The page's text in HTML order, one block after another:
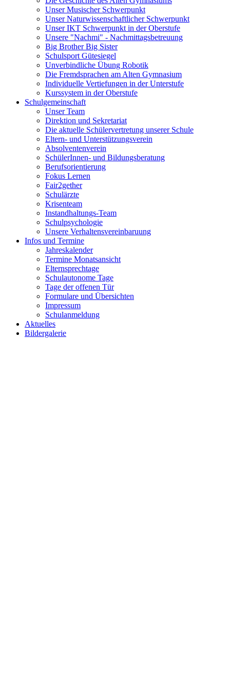
Unser Musischer Schwerpunkt
Unser Naturwissenschaftlicher Schwerpunkt
Unser IKT Schwerpunkt in der Oberstufe
Unsere "Nachmi" - Nachmittagsbetreuung
Big Brother Big Sister
Schulsport Gütesiegel
Unverbindliche Übung Robotik
Die Fremdsprachen am Alten Gymnasium
Individuelle Vertiefungen in der Unterstufe
Kurssystem in der Oberstufe
Schulgemeinschaft
Unser Team
Direktion und Sekretariat
Die aktuelle Schülervertretung unserer Schule
Eltern- und Unterstützungsverein
Absolventenverein
SchülerInnen- und Bildungsberatung
Berufsorientierung
Fokus Lernen
Fair2gether
Schulärzte
Krisenteam
Instandhaltungs-Team
Schulpsychologie
Unsere Verhaltensvereinbaruung
Infos und Termine
Jahreskalender
Termine Monatsansicht
Elternsprechtage
Schulautonome Tage
Tage der offenen Tür
Formulare und Übersichten
Impressum
Schulanmeldung
Aktuelles
Bildergalerie